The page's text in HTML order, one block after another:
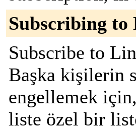
Subscribing
Subscribe to
Başka kişilerin
engellemek için,
liste özel bir